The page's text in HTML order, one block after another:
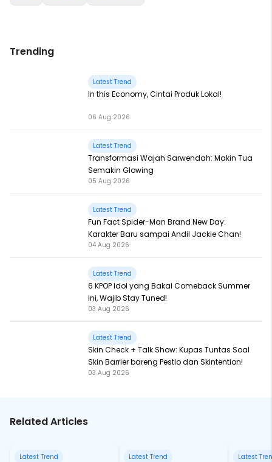
Trending
Latest Trend
In this Economy, Cintai Produk Lokal!
06 Aug 2026
Latest Trend
Transformasi Wajah Sarwendah: Makin Tua
Semakin Glowing
05 Aug 2026
Latest Trend
Fun Fact Spider-Man Brand New Day:
Karakter Baru sampai Andil Jackie Chan!
04 Aug 2026
Latest Trend
6 KPOP Idol yang Bakal Comeback Summer
Ini, Wajib Stay Tuned!
03 Aug 2026
Latest Trend
Skin Check + Talk Show: Kupas Tuntas Soal
Skin Barrier bareng Pestlo dan Skintention!
03 Aug 2026
Related Articles
Latest Trend Latest Trend Latest